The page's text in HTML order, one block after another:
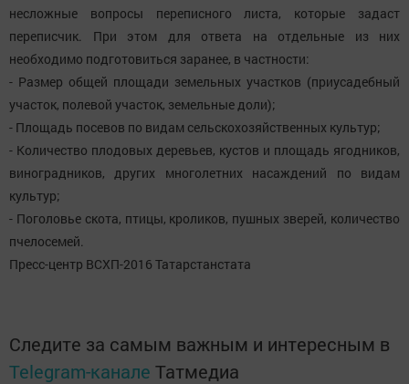
несложные вопросы переписного листа, которые задаст
переписчик. При этом для ответа на отдельные из них
необходимо подготовиться заранее, в частности:
- Размер общей площади земельных участков (приусадебный
участок, полевой участок, земельные доли);
- Площадь посевов по видам сельскохозяйственных культур;
- Количество плодовых деревьев, кустов и площадь ягодников,
виноградников, других многолетних насаждений по видам
культур;
- Поголовье скота, птицы, кроликов, пушных зверей, количество
пчелосемей.
Пресс-центр ВСХП-2016 Татарстанстата
Следите за самым важным и интересным в
Telegram-канале Татмедиа